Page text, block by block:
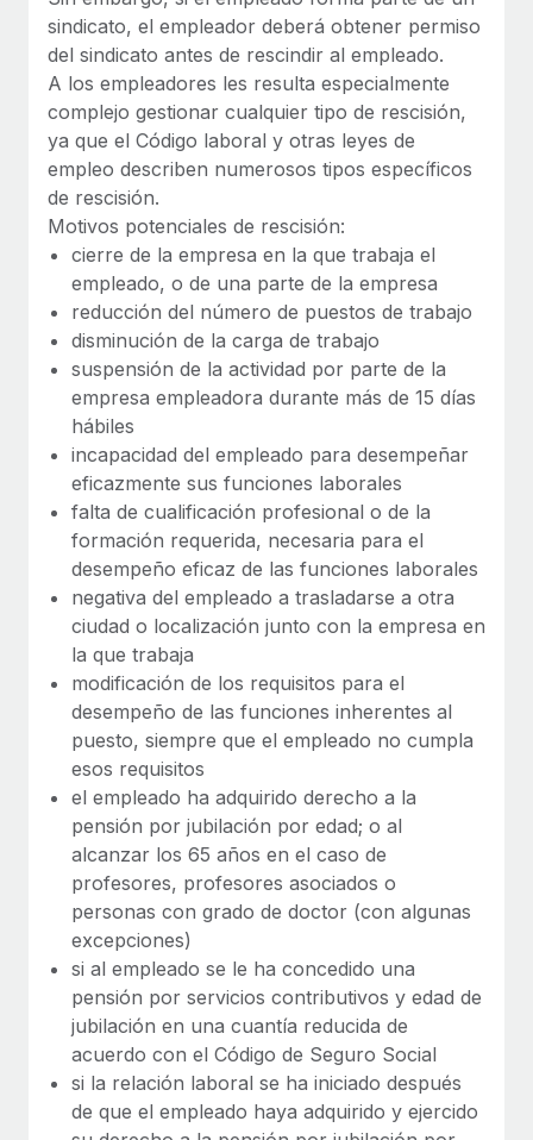
Gestión de dispositivos
Proporciona dispositivos tecnológicos y contrólalos
en todo el mundo.
Apertura de entidades
Abre entidades conforme a la legalidad enseguida.
Movilidad y reubicación
Reubica a los empleados con facilidad.
Prestaciones
Gestiona las prestaciones de los empleados sin
complicaciones.
Impuestos
Explora el blog
BLOG
Novedades de producto de Remote:
Integraciones con Gusto y Xero y Contractor
Management Plus
La misión de Remote sigue siendo ayudar a empresas de
todos los tamaños a contratar, gestionar y...
Más información
Pento se convierte en un empleador equitativo
con Remote
Gestionar las nóminas internamente es complicado. Tardas
semanas en hacerlo manualmente y, al mes...
Más información
sindicato, el empleador deberá obtener permiso
del sindicato antes de rescindir al empleado.
A los empleadores les resulta especialmente
complejo gestionar cualquier tipo de rescisión,
ya que el Código laboral y otras leyes de
empleo describen numerosos tipos específicos
de rescisión.
Motivos potenciales de rescisión:
cierre de la empresa en la que trabaja el
empleado, o de una parte de la empresa
reducción del número de puestos de trabajo
disminución de la carga de trabajo
suspensión de la actividad por parte de la
empresa empleadora durante más de 15 días
hábiles
incapacidad del empleado para desempeñar
eficazmente sus funciones laborales
falta de cualificación profesional o de la
formación requerida, necesaria para el
desempeño eficaz de las funciones laborales
negativa del empleado a trasladarse a otra
ciudad o localización junto con la empresa en
la que trabaja
modificación de los requisitos para el
desempeño de las funciones inherentes al
puesto, siempre que el empleado no cumpla
esos requisitos
el empleado ha adquirido derecho a la
pensión por jubilación por edad; o al
alcanzar los 65 años en el caso de
profesores, profesores asociados o
personas con grado de doctor (con algunas
excepciones)
si al empleado se le ha concedido una
pensión por servicios contributivos y edad de
jubilación en una cuantía reducida de
acuerdo con el Código de Seguro Social
si la relación laboral se ha iniciado después
de que el empleado haya adquirido y ejercido